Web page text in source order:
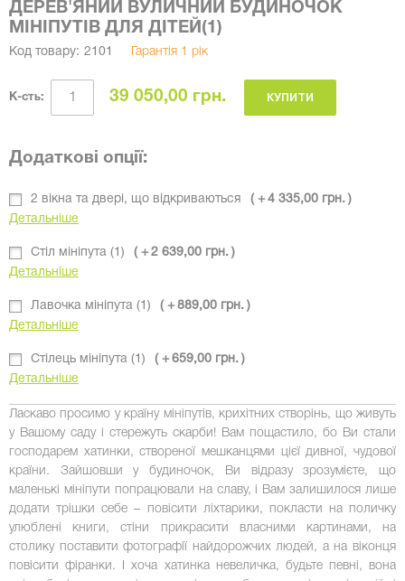
ДЕРЕВ'ЯНИЙ ВУЛИЧНИЙ БУДИНОЧОК
МІНІПУТІВ ДЛЯ ДІТЕЙ(1)
Код товару: 2101 Гарантія 1 рік
К-сть: 39 050,00 грн. КУПИТИ
Додаткові опції:
2 вікна та двері, що відкриваються
4 335,00 грн.
Детальніше
Стіл мініпута (1)
2 639,00 грн.
Детальніше
Лавочка мініпута (1)
889,00 грн.
Детальніше
Стілець мініпута (1)
659,00 грн.
Детальніше
Ласкаво просимо у країну мініпутів, крихітних створінь, що живуть
у Вашому саду і стережуть скарби! Вам пощастило, бо Ви стали
господарем хатинки, створеної мешканцями цієї дивної, чудової
країни. Зайшовши у будиночок, Ви відразу зрозумієте, що
маленькі мініпути попрацювали на славу, і Вам залишилося лише
додати трішки себе – повісити ліхтарики, покласти на поличку
улюблені книги, стіни прикрасити власними картинами, на
столику поставити фотографії найдорожчих людей, а на віконця
повісити фіранки. І хоча хатинка невеличка, будьте певні, вона